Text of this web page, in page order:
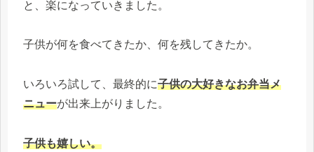
と、楽になっていきました。
子供が何を食べてきたか、何を残してきたか。
いろいろ試して、最終的に子供の大好きなお弁当メ
ニューが出来上がりました。
子供も嬉しい。